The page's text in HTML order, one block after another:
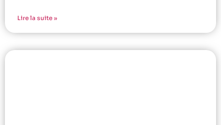
Lire la suite »